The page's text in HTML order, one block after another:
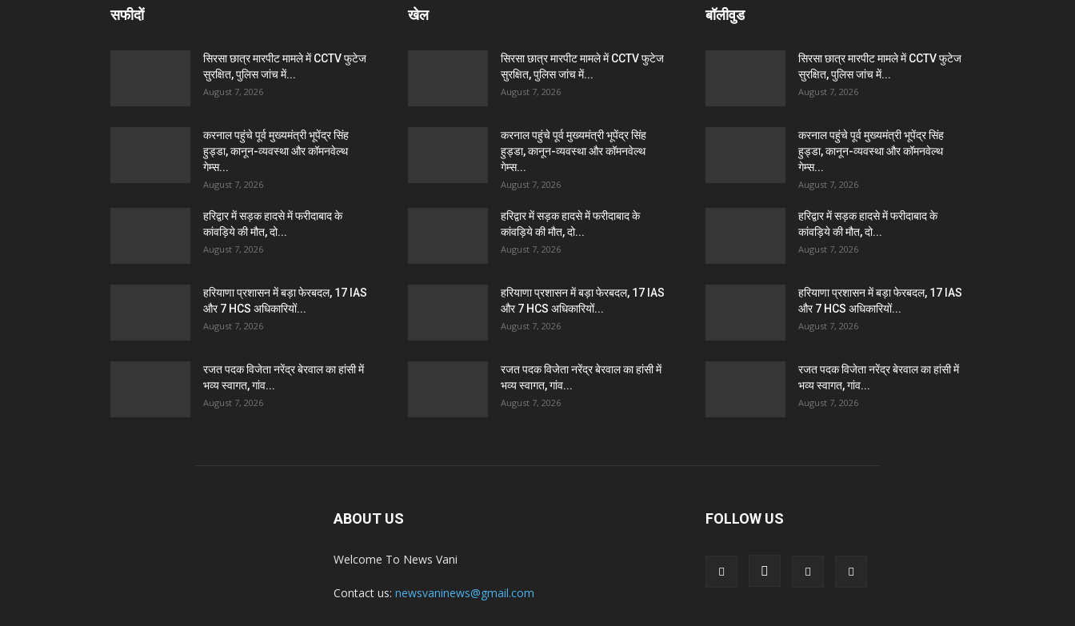
सफीदों
सिरसा छात्र मारपीट मामले में CCTV फुटेज
सुरक्षित, पुलिस जांच में...
August 7, 2026
करनाल पहुंचे पूर्व मुख्यमंत्री भूपेंद्र सिंह
हुड्डा, कानून-व्यवस्था और कॉमनवेल्थ
गेम्स...
August 7, 2026
हरिद्वार में सड़क हादसे में फरीदाबाद के
कांवड़िये की मौत, दो...
August 7, 2026
हरियाणा प्रशासन में बड़ा फेरबदल, 17 IAS
और 7 HCS अधिकारियों...
August 7, 2026
रजत पदक विजेता नरेंद्र बेरवाल का हांसी में
भव्य स्वागत, गांव...
August 7, 2026
खेल
सिरसा छात्र मारपीट मामले में CCTV फुटेज
सुरक्षित, पुलिस जांच में...
August 7, 2026
करनाल पहुंचे पूर्व मुख्यमंत्री भूपेंद्र सिंह
हुड्डा, कानून-व्यवस्था और कॉमनवेल्थ
गेम्स...
August 7, 2026
हरिद्वार में सड़क हादसे में फरीदाबाद के
कांवड़िये की मौत, दो...
August 7, 2026
हरियाणा प्रशासन में बड़ा फेरबदल, 17 IAS
और 7 HCS अधिकारियों...
August 7, 2026
रजत पदक विजेता नरेंद्र बेरवाल का हांसी में
भव्य स्वागत, गांव...
August 7, 2026
बॉलीवुड
सिरसा छात्र मारपीट मामले में CCTV फुटेज
सुरक्षित, पुलिस जांच में...
August 7, 2026
करनाल पहुंचे पूर्व मुख्यमंत्री भूपेंद्र सिंह
हुड्डा, कानून-व्यवस्था और कॉमनवेल्थ
गेम्स...
August 7, 2026
हरिद्वार में सड़क हादसे में फरीदाबाद के
कांवड़िये की मौत, दो...
August 7, 2026
हरियाणा प्रशासन में बड़ा फेरबदल, 17 IAS
और 7 HCS अधिकारियों...
August 7, 2026
रजत पदक विजेता नरेंद्र बेरवाल का हांसी में
भव्य स्वागत, गांव...
August 7, 2026
ABOUT US
Welcome To News Vani
Contact us: newsvaninews@gmail.com
FOLLOW US